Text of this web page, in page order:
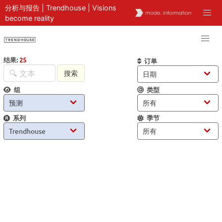
分析与报告 | Trendhouse | Visions
become reality
结果:25
搜索
订单
组 类型
系列 季节